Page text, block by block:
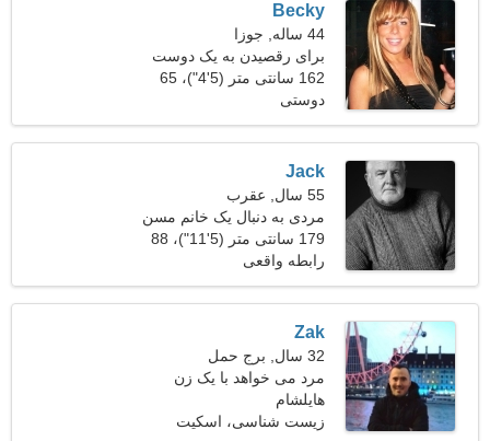
Becky
44 ساله, جوزا
برای رقصیدن به یک دوست
کامل نیاز دارم
162 سانتی متر (5'4")، 65
کیلوگرم (143 پوند)
دوستی
Jack
55 سال, عقرب
مردی به دنبال یک خانم مسن
45-50
179 سانتی متر (5'11")، 88
کیلوگرم (194 پوند)
رابطه واقعی
Zak
32 سال, برج حمل
مرد می خواهد با یک زن
ملاقات کند
هایلشام
زیست شناسی، اسکیت